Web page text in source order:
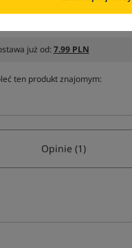
już od:7.99 PLN
ten produkt znajomym:
Opinie (1)